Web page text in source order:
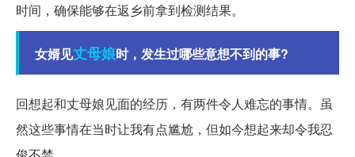
时间，确保能够在返乡前拿到检测结果。
女婿见丈母娘时，发生过哪些意想不到的事?
回想起和丈母娘见面的经历，有两件令人难忘的事情。虽
然这些事情在当时让我有点尴尬，但如今想起来却令我忍